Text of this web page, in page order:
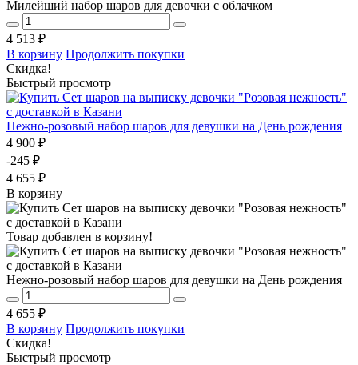
Милейший набор шаров для девочки с облачком
4 513 ₽
В корзину Продолжить покупки
Скидка!
Быстрый просмотр
Нежно-розовый набор шаров для девушки на День рождения
4 900 ₽
-245 ₽
4 655 ₽
В корзину
Товар добавлен в корзину!
Нежно-розовый набор шаров для девушки на День рождения
4 655 ₽
В корзину Продолжить покупки
Скидка!
Быстрый просмотр